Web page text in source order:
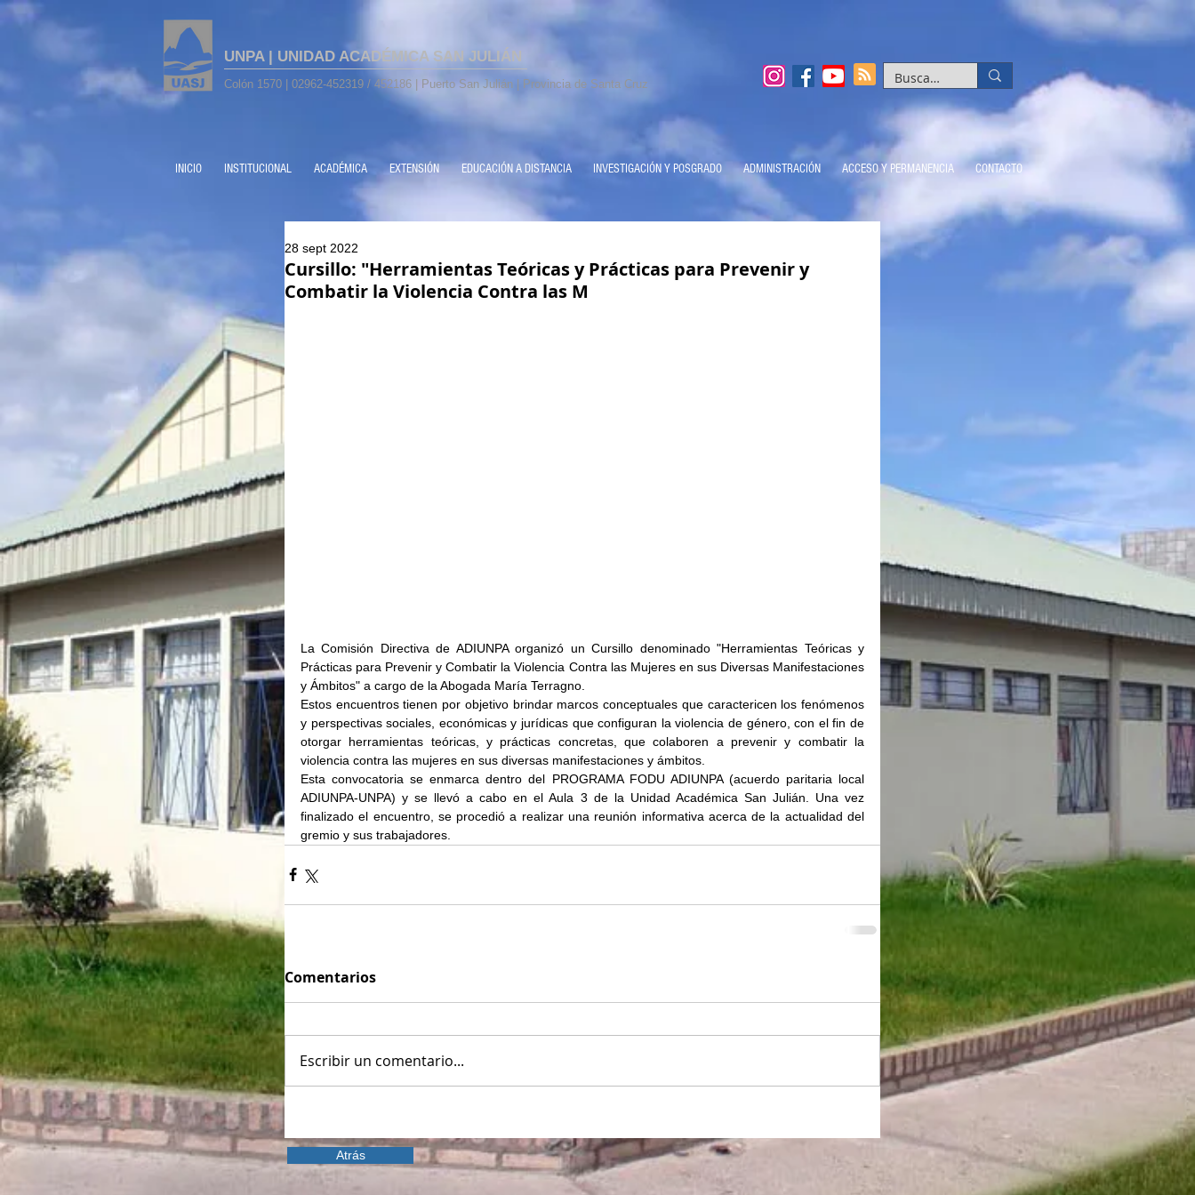
UNPA | UNIDAD ACADÉMICA SAN JULIÁN
Colón 1570 | 02962-452319 / 452186 | Puerto San Julián | Provincia de Santa Cruz
INICIO INSTITUCIONAL ACADÉMICA EXTENSIÓN EDUCACIÓN A DISTANCIA INVESTIGACIÓN Y POSGRADO ADMINISTRACIÓN ACCESO Y PERMANENCIA CONTACTO
Cursillo: "Herramientas Teóricas y Prácticas para Prevenir y
Combatir la Violencia Contra las M
28 sept 2022
La Comisión Directiva de ADIUNPA organizó un Cursillo denominado "Herramientas Teóricas y
Prácticas para Prevenir y Combatir la Violencia Contra las Mujeres en sus Diversas Manifestaciones
y Ámbitos" a cargo de la Abogada María Terragno.
Estos encuentros tienen por objetivo brindar marcos conceptuales que caractericen los fenómenos
y perspectivas sociales, económicas y jurídicas que configuran la violencia de género, con el fin de
otorgar herramientas teóricas, y prácticas concretas, que colaboren a prevenir y combatir la
violencia contra las mujeres en sus diversas manifestaciones y ámbitos.
Esta convocatoria se enmarca dentro del PROGRAMA FODU ADIUNPA (acuerdo paritaria local
ADIUNPA-UNPA) y se llevó a cabo en el Aula 3 de la Unidad Académica San Julián. Una vez
finalizado el encuentro, se procedió a realizar una reunión informativa acerca de la actualidad del
gremio y sus trabajadores.
Comentarios
Escribir un comentario...
Atrás